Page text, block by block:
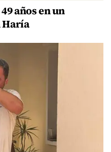
años en un
Haría